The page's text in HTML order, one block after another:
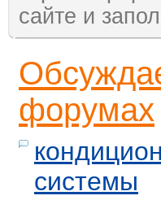
сайте и
форумах
системы